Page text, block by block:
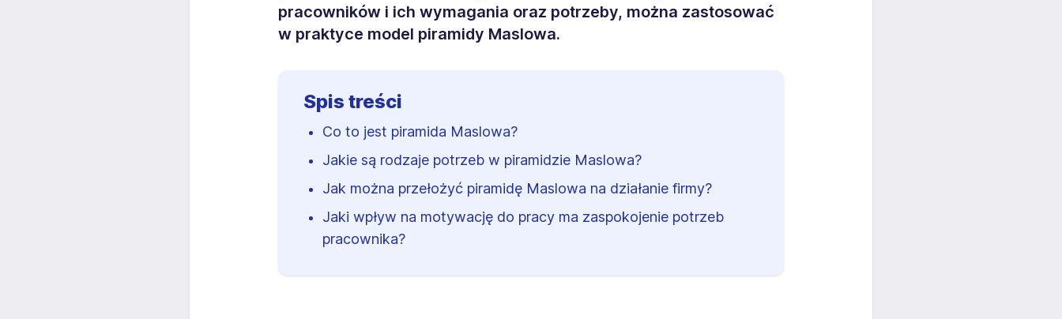
pracowników i ich wymagania oraz potrzeby, można zastosować
w praktyce model piramidy Maslowa.
Spis treści
Co to jest piramida Maslowa?
Jakie są rodzaje potrzeb w piramidzie Maslowa?
Jak można przełożyć piramidę Maslowa na działanie firmy?
Jaki wpływ na motywację do pracy ma zaspokojenie potrzeb
pracownika?